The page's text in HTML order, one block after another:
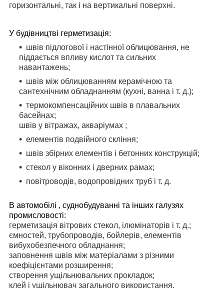
горизонтальні, так і на вертикальні поверхні.
У будівництві герметизація:
швів підлогової і настінної облицювання, не
піддається впливу кислот та сильних
навантажень;
швів між облицюванням керамічною та
сантехнічним обладнанням (кухні, ванна і т. д.);
термокомпенсаційних швів в плавальних
басейнах;
швів у вітражах, акваріумах ;
елементів подвійного скління;
швів збірних елементів і бетонних конструкцій;
стекол у віконних і дверних рамах;
повітроводів, водопровідних труб і т. д.
В автомобілі , суднобудуванні та інших галузях
промисловості:
герметизація вітрових стекол, ілюмінаторів і т. д.;
ємностей, трубопроводів, бойлерів, елементів
вибухобезпечного обладнання;
заповнення швів між матеріалами з різними
коефіцієнтами розширення;
створення ущільнювальних прокладок;
клей і ущільнювач загального використання.